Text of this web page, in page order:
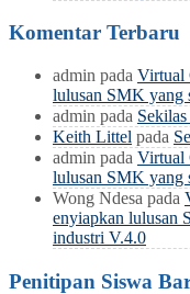
Komentar Terbaru
admin pada Virtual
lulusan SMK yang
admin pada
Keith Littel pada
admin pada Virtual
lulusan SMK yang
Wong Ndesa pada
enyiapkan lulusan
industri V.4.0
Penitipan Siswa